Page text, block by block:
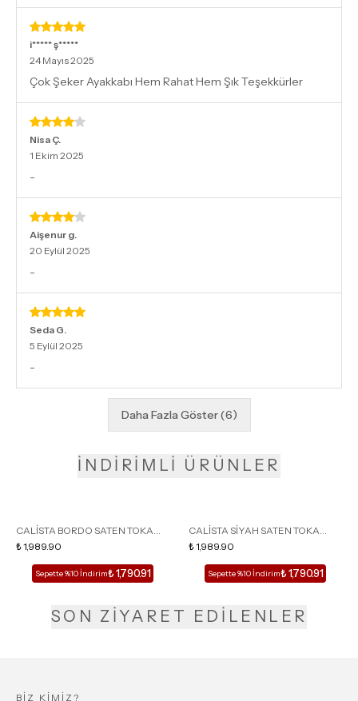
i***** ş*****
24 Mayıs 2025
Çok Şeker Ayakkabı Hem Rahat Hem Şık Teşekkürler
Nisa Ç.
1 Ekim 2025
-
Aişenur g.
20 Eylül 2025
-
Seda G.
5 Eylül 2025
-
Daha Fazla Göster(6)
İNDİRİMLİ ÜRÜNLER
CALİSTA BORDO SATEN TOKA
DETAY SİVRİ BURUN KADIN
TOPUKLU TERLİK
₺ 1,989.90
Sepette %10 İndirim₺ 1,790.91
CALİSTA SİYAH SATEN TOKA
DETAY SİVRİ BURUN KADIN
TOPUKLU TERLİK
₺ 1,989.90
Sepette %10 İndirim₺ 1,790.91
SON ZİYARET EDİLENLER
BİZ KİMİZ?